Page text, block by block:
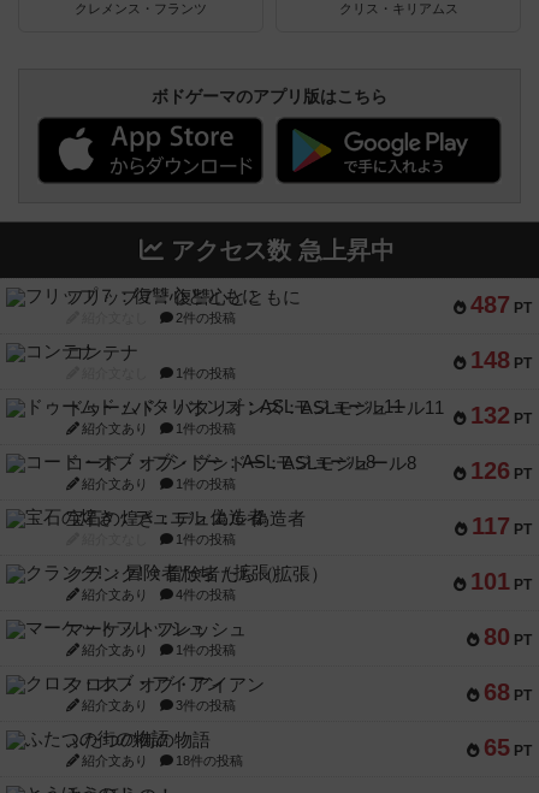
クレメンス・フランツ クリス・キリアムス
ボドゲーマのアプリ版はこちら
アクセス数 急上昇中
487 PT
フリップ７：復讐心とともに
2件の投稿
148 PT
コンテナ
1件の投稿
132 PT
ドゥームド・バタリオンズ：ASLモジュール11
紹介文あり 1件の投稿
126 PT
コード・オブ・ブシドー：ASLモジュール8
紹介文あり 1件の投稿
117 PT
宝石の煌き：デュエル 偽造者
1件の投稿
101 PT
クランク! ：冒険者たち（拡張）
紹介文あり 4件の投稿
80 PT
マーケットフレッシュ
紹介文あり 1件の投稿
68 PT
クロス・オブ・アイアン
紹介文あり 3件の投稿
65 PT
ふたつの街の物語
紹介文あり 18件の投稿